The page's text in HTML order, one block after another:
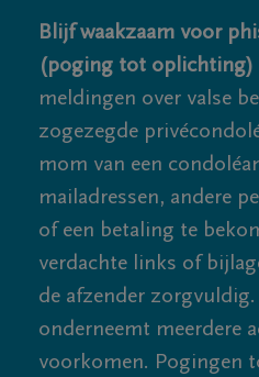
Blijf waakzaam voor
(poging tot oplichting)
meldingen over valse
zogezegde
mom van een
mailadressen, andere
of een betaling te
verdachte links of
de afzender zorgvuldig.
onderneemt meerdere
voorkomen. Pogingen